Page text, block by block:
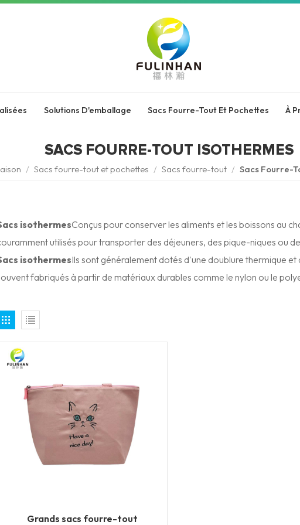
Solutions D'emballage Sacs Fourre-Tout Et Pochettes À
SACS FOURRE-TOUT ISOTHERMES
/ Sacs fourre-tout et pochettes / Sacs fourre-tout / Sacs Fourre-
isothermesConçus pour conserver les aliments et les boissons au
utilisés pour transporter des déjeuners, des pique-niques ou
isothermesIls sont généralement dotés d'une doublure thermique
fabriqués à partir de matériaux durables comme le nylon ou le
Grands sacs fourre-tout